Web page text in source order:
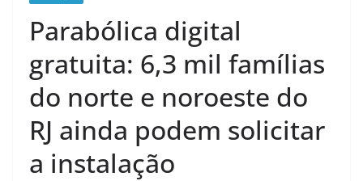
Parabólica digital
gratuita: 6,3 mil famílias
do norte e noroeste do
RJ ainda podem solicitar
a instalação